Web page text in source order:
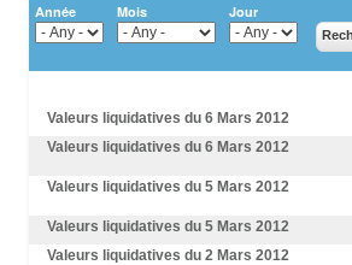
Année Mois Jour
Valeurs liquidatives du 6 Mars 2012
Valeurs liquidatives du 6 Mars 2012
Valeurs liquidatives du 5 Mars 2012
Valeurs liquidatives du 5 Mars 2012
Valeurs liquidatives du 2 Mars 2012